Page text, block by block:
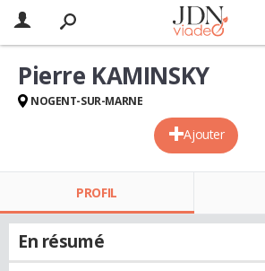
Ajouter
Pierre KAMINSKY
NOGENT-SUR-MARNE
PROFIL
En résumé